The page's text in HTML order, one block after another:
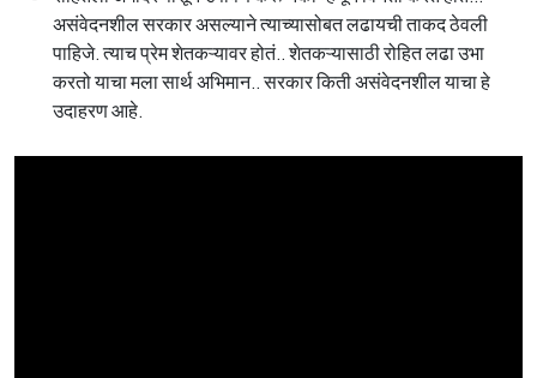
असंवेदनशील सरकार असल्याने त्याच्यासोबत लढायची ताकद ठेवली
पाहिजे. त्याच प्रेम शेतकऱ्यावर होतं.. शेतकऱ्यासाठी रोहित लढा उभा
करतो याचा मला सार्थ अभिमान.. सरकार किती असंवेदनशील याचा हे
उदाहरण आहे.